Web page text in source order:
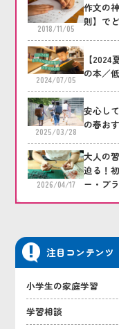
2018/11/05
作文の
則】で
2024/07/05
【
の本／
2025/03/28
安心し
の春お
2026/04/17
大人の
迫る！
ー・プ
注目コンテンツ
小学生の家庭学習
学習相談